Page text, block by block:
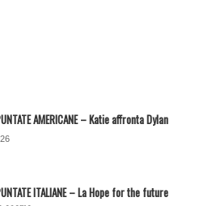
AMERICANE – Katie affronta Dylan
ITALIANE – La Hope for the future